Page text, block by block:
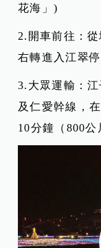
花海」)
2. 開車前往：
右轉進入江翠
3. 大眾運輸：
及仁愛幹線，
10分鐘（800公